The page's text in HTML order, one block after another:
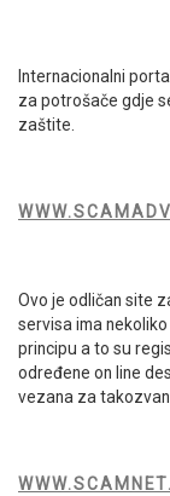
Internacionalni
za potrošače gdje
zaštite.
Ovo je odličan site
servisa ima
principu a to su
određene on line
vezana za